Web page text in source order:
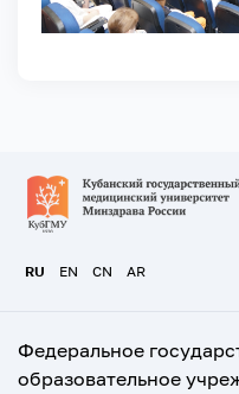
RU EN CN AR
Федеральное
образовательное